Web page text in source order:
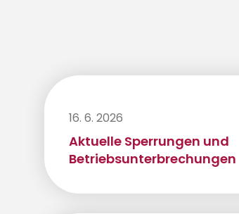
16. 6. 2026
Aktuelle Sperrungen und
Betriebsunterbrechungen